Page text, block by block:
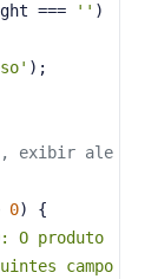
=== '' )
);
exibir ale
0) {
O produto
campo